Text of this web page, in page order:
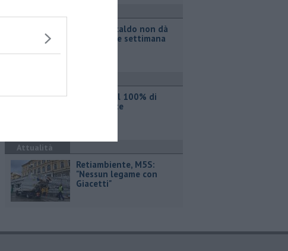
Il grande caldo non dà
tregua, fine settimana
Iren sale al 100% di
Etambiente
Attualità
Retiambiente, M5S:
"Nessun legame con
Giacetti"